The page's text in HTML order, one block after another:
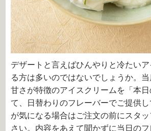
デザートと言えばひんやりと冷たい
る方は多いのではないでしょうか。
甘さが特徴のアイスクリームを「本
て、日替わりのフレーバーでご提供
が気になる場合はご注文の前にスタ
さい。内容をあえて聞かずに当日の